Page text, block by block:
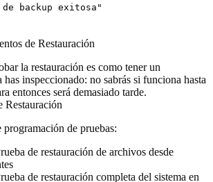
de Restauración
la restauración es como tener un
has inspeccionado: no sabrás si funciona hasta
entonces será demasiado tarde.
Restauración
programación de pruebas:
de restauración de archivos desde
de restauración completa del sistema en